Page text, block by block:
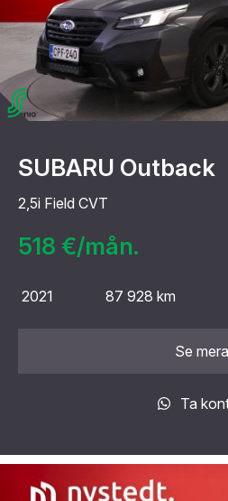
SUBARU Outback
2,5i Field CVT
518 €/mån.
2021 87 928 km
Se mera
Ta